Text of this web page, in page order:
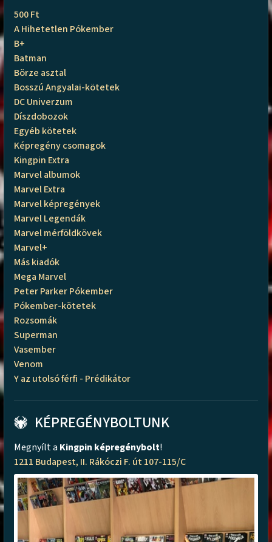
500 Ft
A Hihetetlen Pókember
B+
Batman
Börze asztal
Bosszú Angyalai-kötetek
DC Univerzum
Díszdobozok
Egyéb kötetek
Képregény csomagok
Kingpin Extra
Marvel albumok
Marvel Extra
Marvel képregények
Marvel Legendák
Marvel mérföldkövek
Marvel+
Más kiadók
Mega Marvel
Peter Parker Pókember
Pókember-kötetek
Rozsomák
Superman
Vasember
Venom
Y az utolsó férfi - Prédikátor
KÉPREGÉNYBOLTUNK
Megnyílt a Kingpin képregénybolt!
1211 Budapest, II. Rákóczi F. út 107-115/C